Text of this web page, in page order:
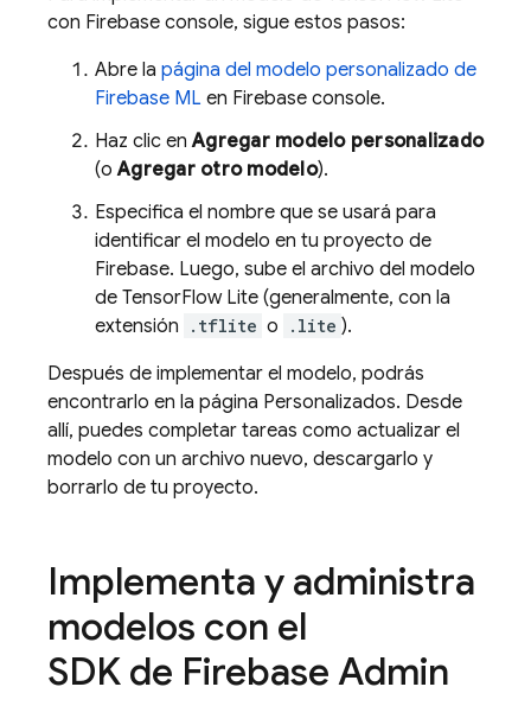
con Firebase console, sigue estos pasos:
Abre la página del modelo personalizado de
Firebase ML en Firebase console.
Haz clic enAgregar modelo personalizado
(oAgregar otro modelo).
Especifica el nombre que se usará para
identificar el modelo en tu proyecto de
Firebase. Luego, sube el archivo del modelo
de TensorFlow Lite (generalmente, con la
extensión
.tflite o .lite ).
Después de implementar el modelo, podrás
encontrarlo en la página Personalizados. Desde
allí, puedes completar tareas como actualizar el
modelo con un archivo nuevo, descargarlo y
borrarlo de tu proyecto.
Implementa y administra
modelos con el
SDK de Firebase Admin